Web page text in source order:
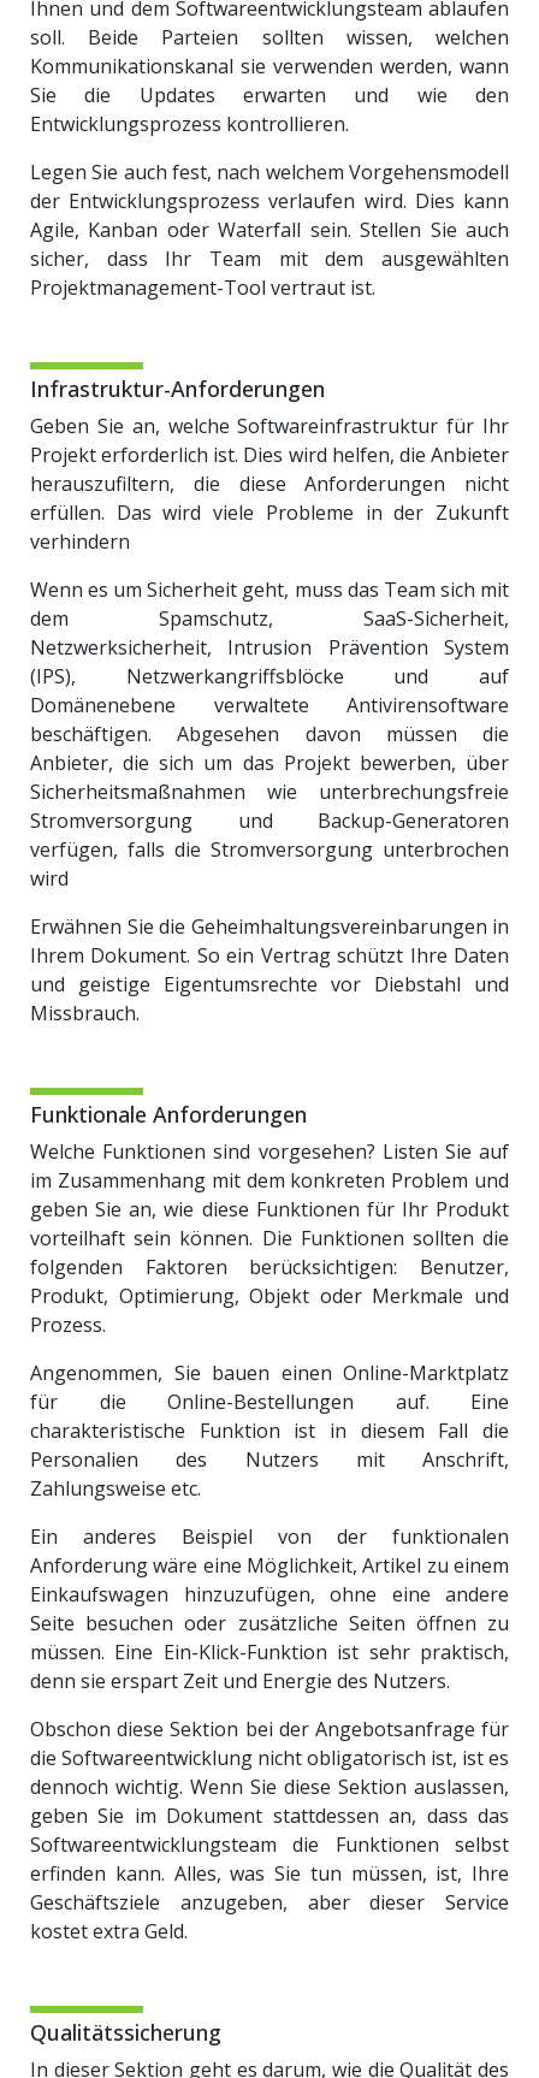
Ihnen und dem Softwareentwicklungsteam ablaufen
soll. Beide Parteien sollten wissen, welchen
Kommunikationskanal ​​sie verwenden werden, wann
Sie die Updates erwarten und wie den
Entwicklungsprozess kontrollieren.
Legen Sie auch fest, nach welchem Vorgehensmodell
der Entwicklungsprozess verlaufen wird. Dies kann
Agile, Kanban oder Waterfall sein. Stellen Sie auch
sicher, dass Ihr Team mit dem ausgewählten
Projektmanagement-Tool vertraut ist.
Infrastruktur-Anforderungen
Geben Sie an, welche Softwareinfrastruktur für Ihr
Projekt erforderlich ist. Dies wird helfen, die Anbieter
herauszufiltern, die diese Anforderungen nicht
erfüllen. Das wird viele Probleme in der Zukunft
verhindern
Wenn es um Sicherheit geht, muss das Team sich mit
dem Spamschutz, SaaS-Sicherheit,
Netzwerksicherheit, Intrusion Prävention System
(IPS), Netzwerkangriffsblöcke und auf
Domänenebene verwaltete Antivirensoftware
beschäftigen. Abgesehen davon müssen die
Anbieter, die sich um das Projekt bewerben, über
Sicherheitsmaßnahmen wie unterbrechungsfreie
Stromversorgung und Backup-Generatoren
verfügen, falls die Stromversorgung unterbrochen
wird
Erwähnen Sie die Geheimhaltungsvereinbarungen in
Ihrem Dokument. So ein Vertrag schützt Ihre Daten
und geistige Eigentumsrechte vor Diebstahl und
Missbrauch.
Funktionale Anforderungen
Welche Funktionen sind vorgesehen? Listen Sie auf
im Zusammenhang mit dem konkreten Problem und
geben Sie an, wie diese Funktionen für Ihr Produkt
vorteilhaft sein können. Die Funktionen sollten die
folgenden Faktoren berücksichtigen: Benutzer,
Produkt, Optimierung, Objekt oder Merkmale und
Prozess.
Angenommen, Sie bauen einen Online-Marktplatz
für die Online-Bestellungen auf. Eine
charakteristische Funktion ist in diesem Fall die
Personalien des Nutzers mit Anschrift,
Zahlungsweise etc.
Ein anderes Beispiel von der funktionalen
Anforderung wäre eine Möglichkeit, Artikel zu einem
Einkaufswagen hinzuzufügen, ohne eine andere
Seite besuchen oder zusätzliche Seiten öffnen zu
müssen. Eine Ein-Klick-Funktion ist sehr praktisch,
denn sie erspart Zeit und Energie des Nutzers.
Obschon diese Sektion bei der Angebotsanfrage für
die Softwareentwicklung nicht obligatorisch ist, ist es
dennoch wichtig. Wenn Sie diese Sektion auslassen,
geben Sie im Dokument stattdessen an, dass das
Softwareentwicklungsteam die Funktionen selbst
erfinden kann. Alles, was Sie tun müssen, ist, Ihre
Geschäftsziele anzugeben, aber dieser Service
kostet extra Geld.
Qualitätssicherung
In dieser Sektion geht es darum, wie die Qualität des